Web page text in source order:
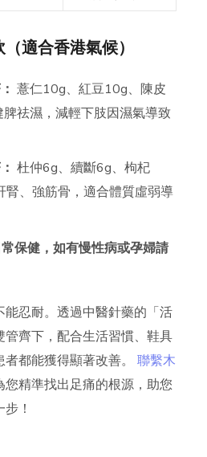
適合香港氣候）
薏仁10g、紅豆10g、陳皮
脾祛濕，減輕下肢因濕氣導致
杜仲6g、續斷6g、枸杞
腎、強筋骨，適合體質虛弱導
保健，如有慢性病或孕婦請
能忍耐。透過中醫針藥的「活
齊下，配合生活習慣、鞋具
都能獲得顯著改善。
聯繫木
您精準找出足痛的根源，助您
！